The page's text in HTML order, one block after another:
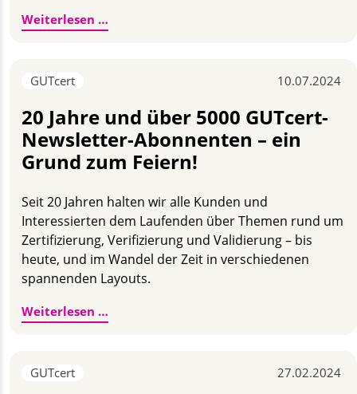
Weiterlesen …
GUTcert 10.07.2024
20 Jahre und über 5000 GUTcert-
Newsletter-Abonnenten – ein
Grund zum Feiern!
Seit 20 Jahren halten wir alle Kunden und
Interessierten dem Laufenden über Themen rund um
Zertifizierung, Verifizierung und Validierung – bis
heute, und im Wandel der Zeit in verschiedenen
spannenden Layouts.
Weiterlesen …
GUTcert 27.02.2024